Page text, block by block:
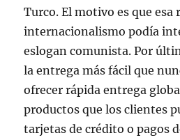
Turco. El motivo es que esa
internacionalismo podía
eslogan comunista. Por
la entrega más fácil que
ofrecer rápida entrega
productos que los clientes
tarjetas de crédito o pagos